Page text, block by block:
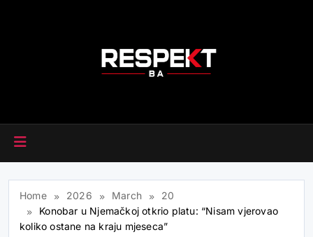
Home 2026 March
20
Konobar u Njemačkoj otkrio platu: “Nisam vjerovao
koliko ostane na kraju mjeseca”